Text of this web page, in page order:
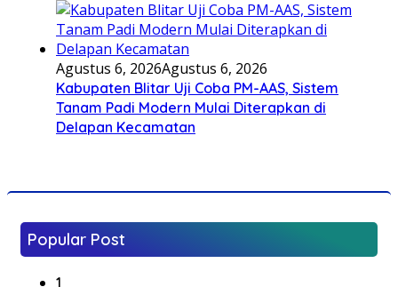
Agustus 6, 2026Agustus 6, 2026
Kabupaten Blitar Uji Coba PM-AAS, Sistem
Tanam Padi Modern Mulai Diterapkan di
Delapan Kecamatan
Popular Post
1